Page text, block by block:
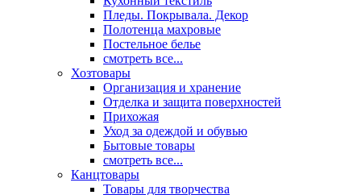
Пледы. Покрывала. Декор
Полотенца махровые
Постельное белье
смотреть все...
Хозтовары
Организация и хранение
Отделка и защита поверхностей
Прихожая
Уход за одеждой и обувью
Бытовые товары
смотреть все...
Канцтовары
Товары для творчества